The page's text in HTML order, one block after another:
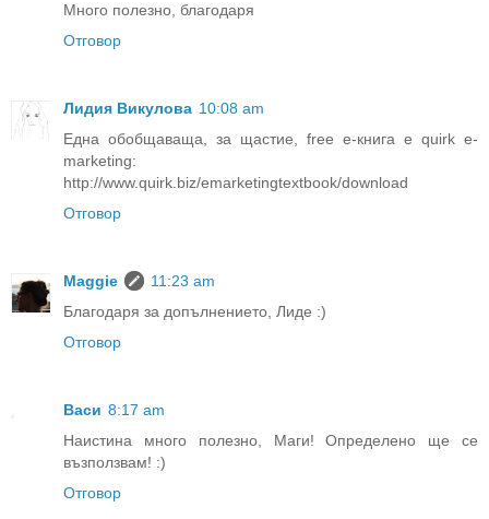
Много полезно, благодаря
Отговор
Лидия Викулова 10:08 am
Една обобщаваща, за щастие, free е-книга е quirk e-
marketing:
http://www.quirk.biz/emarketingtextbook/download
Отговор
Maggie
11:23 am
Благодаря за допълнението, Лиде :)
Отговор
Васи 8:17 am
Наистина много полезно, Маги! Определено ще се
възползвам! :)
Отговор